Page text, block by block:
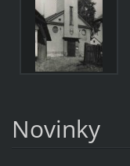
Novinky